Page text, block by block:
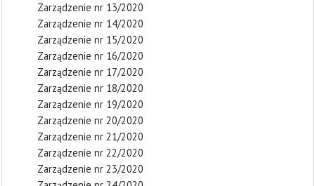
Zarządzenie nr 13/2020
Zarządzenie nr 14/2020
Zarządzenie nr 15/2020
Zarządzenie nr 16/2020
Zarządzenie nr 17/2020
Zarządzenie nr 18/2020
Zarządzenie nr 19/2020
Zarządzenie nr 20/2020
Zarządzenie nr 21/2020
Zarządzenie nr 22/2020
Zarządzenie nr 23/2020